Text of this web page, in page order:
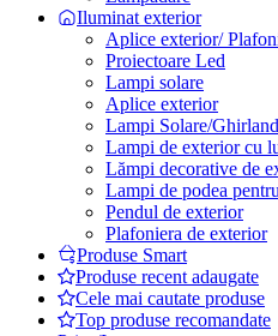
Iluminat exterior
Aplice exterior/
Proiectoare Led
Lampi solare
Aplice exterior
Lampi Solare/
Lampi de exterior cu
Lămpi decorative de
Lampi de podea
Pendul de exterior
Plafoniera de exterior
Produse Smart
Produse recent adaugate
Cele mai cautate produse
Top produse recomandate